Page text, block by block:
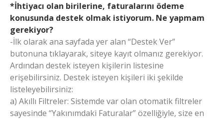
*İhtiyacı olan birilerine, faturalarını ödeme
konusunda destek olmak istiyorum. Ne yapmam
gerekiyor?
-İlk olarak ana sayfada yer alan “Destek Ver”
butonuna tıklayarak, siteye kayıt olmanız gerekiyor.
Ardından destek isteyen kişilerin listesine
erişebilirsiniz. Destek isteyen kişileri iki şekilde
listeleyebilirsiniz:
a) Akıllı Filtreler: Sistemde var olan otomatik filtreler
sayesinde “Yakınımdaki Faturalar” özelliğiyle, size en